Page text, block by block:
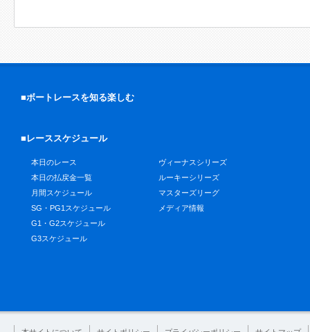
■ボートレースを知る楽しむ
■レーススケジュール
本日のレース
本日の払戻金一覧
月間スケジュール
SG・PG1スケジュール
G1・G2スケジュール
G3スケジュール
ヴィーナスシリーズ
ルーキーシリーズ
マスターズリーグ
メディア情報